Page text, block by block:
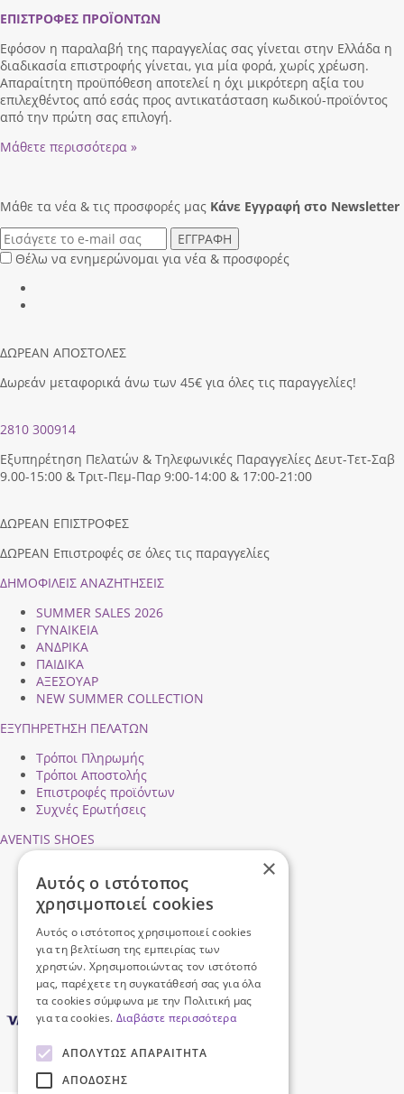
ΕΠΙΣΤΡΟΦΕΣ ΠΡΟΪΟΝΤΩΝ
Εφόσον η παραλαβή της παραγγελίας σας γίνεται στην Ελλάδα η
διαδικασία επιστροφής γίνεται, για μία φορά, χωρίς χρέωση.
Απαραίτητη προϋπόθεση αποτελεί η όχι μικρότερη αξία του
επιλεχθέντος από εσάς προς αντικατάσταση κωδικού-προϊόντος
από την πρώτη σας επιλογή.
Μάθετε περισσότερα »
Μάθε τα νέα & τις προσφορές μας Κάνε Eγγραφή στο Newsletter
ΕΓΓΡΑΦΗ
Θέλω να ενημερώνομαι για νέα & προσφορές
ΔΩΡΕΑΝ ΑΠΟΣΤΟΛΕΣ
Δωρεάν μεταφορικά άνω των 45€ για όλες τις παραγγελίες!
2810 300914
Εξυπηρέτηση Πελατών & Τηλεφωνικές Παραγγελίες Δευτ-Τετ-Σαβ
9.00-15:00 & Τριτ-Πεμ-Παρ 9:00-14:00 & 17:00-21:00
ΔΩΡΕΑΝ ΕΠΙΣΤΡΟΦΕΣ
ΔΩΡΕΑΝ Επιστροφές σε όλες τις παραγγελίες
ΔΗΜΟΦΙΛEIΣ ΑΝΑΖΗΤΗΣΕΙΣ
SUMMER SALES 2026
ΓΥΝΑΙΚΕΙΑ
ΑΝΔΡΙΚΑ
ΠΑΙΔΙΚΑ
ΑΞΕΣΟΥΑΡ
NEW SUMMER COLLECTION
ΕΞΥΠΗΡΕΤΗΣΗ ΠΕΛΑΤΩΝ
Τρόποι Πληρωμής
Τρόποι Αποστολής
Επιστροφές προϊόντων
Συχνές Ερωτήσεις
AVENTIS SHOES
Ασφάλεια Συναλλαγών
Προσωπικά Δεδομένα
Όροι Χρήσης
×
Αυτός ο ιστότοπος
χρησιμοποιεί cookies
Αυτός ο ιστότοπος χρησιμοποιεί cookies
για τη βελτίωση της εμπειρίας των
χρηστών. Χρησιμοποιώντας τον ιστότοπό
μας, παρέχετε τη συγκατάθεσή σας για όλα
τα cookies σύμφωνα με την Πολιτική μας
για τα cookies. Διαβάστε περισσότερα
ΑΠΟΛΎΤΩΣ ΑΠΑΡΑΊΤΗΤΑ
ΑΠΌΔΟΣΗΣ